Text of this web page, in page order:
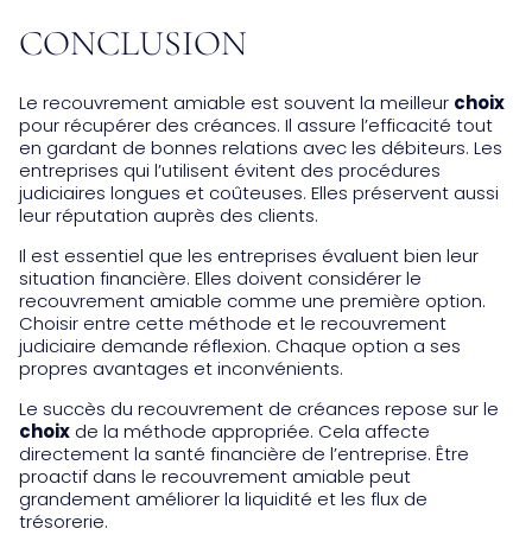
CONCLUSION
Le recouvrement amiable est souvent la meilleur choix
pour récupérer des créances. Il assure l’efficacité tout
en gardant de bonnes relations avec les débiteurs. Les
entreprises qui l’utilisent évitent des procédures
judiciaires longues et coûteuses. Elles préservent aussi
leur réputation auprès des clients.
Il est essentiel que les entreprises évaluent bien leur
situation financière. Elles doivent considérer le
recouvrement amiable comme une première option.
Choisir entre cette méthode et le recouvrement
judiciaire demande réflexion. Chaque option a ses
propres avantages et inconvénients.
Le succès du recouvrement de créances repose sur le
choix de la méthode appropriée. Cela affecte
directement la santé financière de l’entreprise. Être
proactif dans le recouvrement amiable peut
grandement améliorer la liquidité et les flux de
trésorerie.